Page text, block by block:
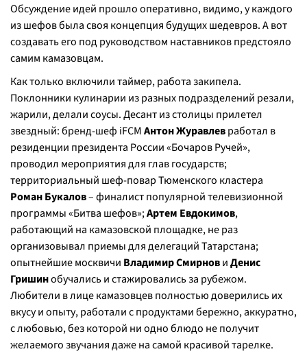
Обсуждение идей прошло оперативно, видимо, у каждого
из шефов была своя концепция будущих шедевров. А вот
создавать его под руководством наставников предстояло
самим камазовцам.
Как только включили таймер, работа закипела.
Поклонники кулинарии из разных подразделений резали,
жарили, делали соусы. Десант из столицы прилетел
звездный: бренд-шеф iFCMАнтон Журавлевработал в
резиденции президента России «Бочаров Ручей»,
проводил мероприятия для глав государств;
территориальный шеф-повар Тюменского кластера
Роман Букалов– финалист популярной телевизионной
программы «Битва шефов»;Артем Евдокимов,
работающий на камазовской площадке, не раз
организовывал приемы для делегаций Татарстана;
опытнейшие москвичи Владимир СмирновиДенис
Гришинобучались и стажировались за рубежом.
Любители в лице камазовцев полностью доверились их
вкусу и опыту, работали с продуктами бережно, аккуратно,
с любовью, без которой ни одно блюдо не получит
желаемого звучания даже на самой красивой тарелке.